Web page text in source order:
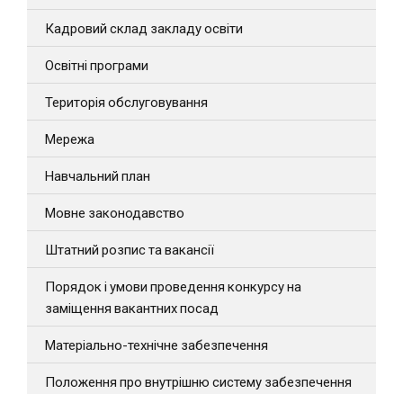
Кадровий склад закладу освіти
Освітні програми
Територія обслуговування
Мережа
Навчальний план
Мовне законодавство
Штатний розпис та вакансії
Порядок і умови проведення конкурсу на
заміщення вакантних посад
Матеріально-технічне забезпечення
Положення про внутрішню систему забезпечення